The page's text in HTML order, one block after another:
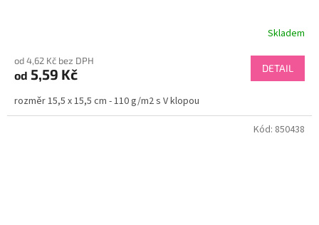
Skladem
od 4,62 Kč bez DPH
od 5,59 Kč DETAIL
rozměr 15,5 x 15,5 cm - 110 g/m2 s V klopou
Kód: 850438